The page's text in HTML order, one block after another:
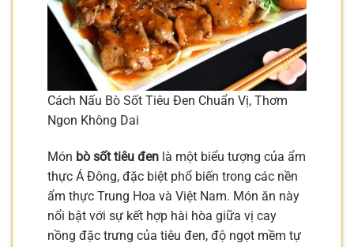
Cách Nấu Bò Sốt Tiêu Đen Chuẩn Vị, Thơm
Ngon Không Dai
Món bò sốt tiêu đen là một biểu tượng của ẩm
thực Á Đông, đặc biệt phổ biến trong các nền
ẩm thực Trung Hoa và Việt Nam. Món ăn này
nổi bật với sự kết hợp hài hòa giữa vị cay
nồng đặc trưng của tiêu đen, độ ngọt mềm tự